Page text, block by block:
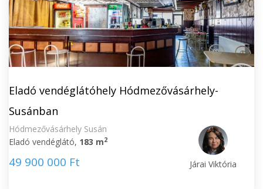
Eladó vendéglátóhely Hódmezővásárhely-
Susánban
Hódmezővásárhely Susán
Eladó vendéglátó, 183 m2
49 900 000 Ft Járai Viktória